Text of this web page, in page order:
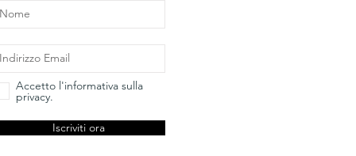
Accetto l'informativa sulla
privacy.
Iscriviti ora